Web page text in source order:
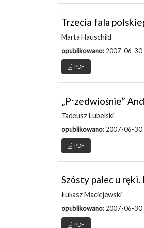
Trzecia fala
Marta Hauschild
opublikowano:2007-06-30
PDF
„Przedwiośnie”
Tadeusz Lubelski
opublikowano:2007-06-30
PDF
Szósty palec u
Łukasz Maciejewski
opublikowano:2007-06-30
PDF